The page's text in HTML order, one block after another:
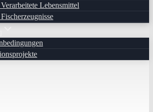
Verarbeitete Lebensmittel
Fischerzeugnisse